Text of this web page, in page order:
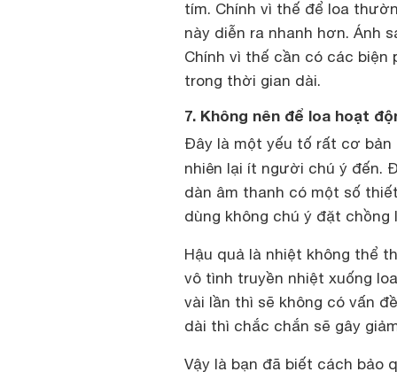
tím. Chính vì thế để loa
này diễn ra nhanh hơn. Ánh
Chính vì thế cần có các biện
trong thời gian dài.
7. Không nên để loa hoạt
Đây là một yếu tố rất cơ bản
nhiên lại ít người chú ý
dàn âm thanh có một số
dùng không chú ý đặt chồng
Hậu quả là nhiệt không thể
vô tình truyền nhiệt xuống
vài lần thì sẽ không có vấn
dài thì chắc chắn sẽ gây
Vậy là bạn đã biết cách bảo